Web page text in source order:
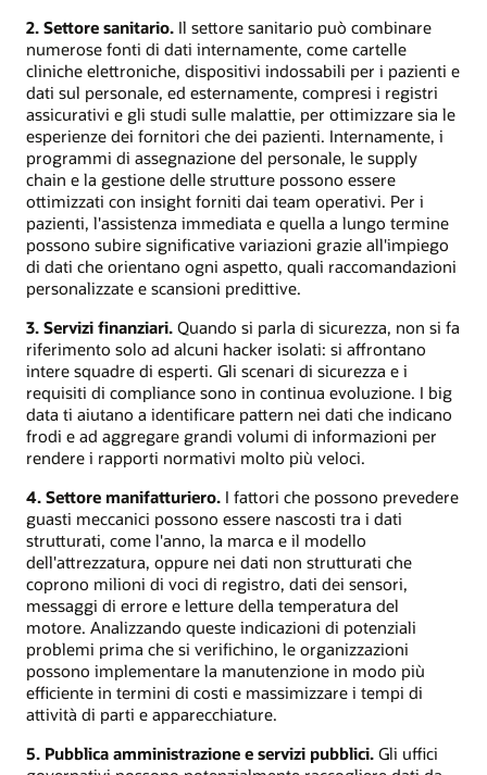
2. Settore sanitario. Il settore sanitario può combinare
numerose fonti di dati internamente, come cartelle
cliniche elettroniche, dispositivi indossabili per i pazienti e
dati sul personale, ed esternamente, compresi i registri
assicurativi e gli studi sulle malattie, per ottimizzare sia le
esperienze dei fornitori che dei pazienti. Internamente, i
programmi di assegnazione del personale, le supply
chain e la gestione delle strutture possono essere
ottimizzati con insight forniti dai team operativi. Per i
pazienti, l'assistenza immediata e quella a lungo termine
possono subire significative variazioni grazie all'impiego
di dati che orientano ogni aspetto, quali raccomandazioni
personalizzate e scansioni predittive.
3. Servizi finanziari. Quando si parla di sicurezza, non si fa
riferimento solo ad alcuni hacker isolati: si affrontano
intere squadre di esperti. Gli scenari di sicurezza e i
requisiti di compliance sono in continua evoluzione. I big
data ti aiutano a identificare pattern nei dati che indicano
frodi e ad aggregare grandi volumi di informazioni per
rendere i rapporti normativi molto più veloci.
4. Settore manifatturiero. I fattori che possono prevedere
guasti meccanici possono essere nascosti tra i dati
strutturati, come l'anno, la marca e il modello
dell'attrezzatura, oppure nei dati non strutturati che
coprono milioni di voci di registro, dati dei sensori,
messaggi di errore e letture della temperatura del
motore. Analizzando queste indicazioni di potenziali
problemi prima che si verifichino, le organizzazioni
possono implementare la manutenzione in modo più
efficiente in termini di costi e massimizzare i tempi di
attività di parti e apparecchiature.
5. Pubblica amministrazione e servizi pubblici. Gli uffici